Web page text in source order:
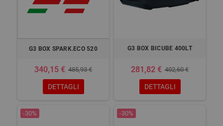
G3 BOX SPARK.ECO 520
340,15 € 485,93 €
DETTAGLI
G3 BOX BICUBE 400LT
281,82 € 402,60 €
DETTAGLI
-30% -30%